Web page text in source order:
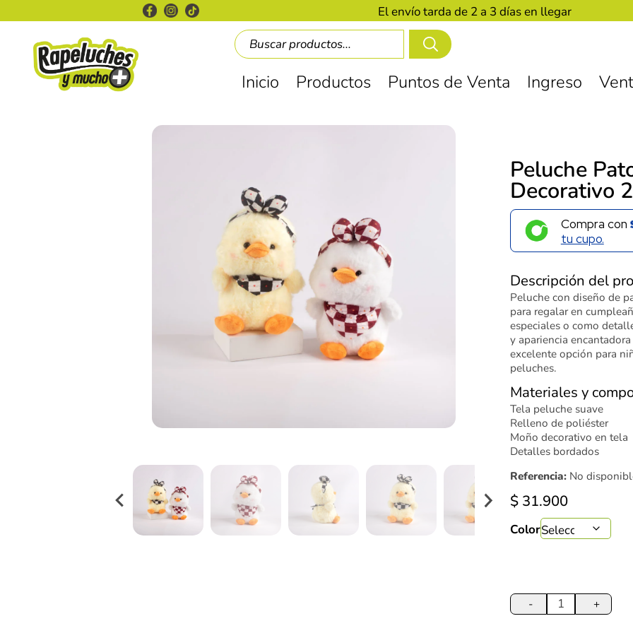
El envío tarda de 2 a 3 días en llegar
Inicio Productos Puntos de Venta Ingreso
Peluche
Decorativo
Compra con
tu cupo.
Descripción del
Peluche con diseño de
para regalar en
especiales o como
y apariencia
excelente opción para
peluches.
Materiales y
Tela peluche suave
Relleno de poliéster
Moño decorativo en tela
Detalles bordados
Referencia: No
$ 31.900
Color
-
Pato
con
+